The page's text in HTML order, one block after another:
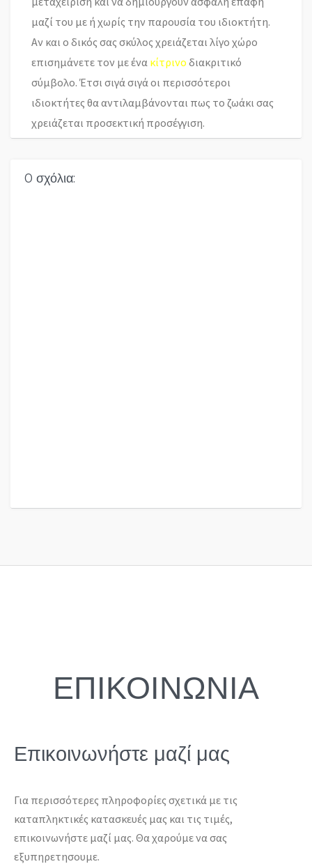
μαζί του με ή χωρίς την παρουσία του ιδιοκτήτη.
Αν και ο δικός σας σκύλος χρειάζεται λίγο χώρο
επισημάνετε τον με ένα κίτρινο διακριτικό
σύμβολο. Έτσι σιγά σιγά οι περισσότεροι
ιδιοκτήτες θα αντιλαμβάνονται πως το ζωάκι σας
χρειάζεται προσεκτική προσέγγιση.
0 σχόλια:
ΕΠΙΚΟΙΝΩΝΙΑ
Επικοινωνήστε μαζί μας
Για περισσότερες πληροφορίες σχετικά με τις
καταπληκτικές κατασκευές μας και τις τιμές,
επικοινωνήστε μαζί μας. Θα χαρούμε να σας
εξυπηρετησουμε.